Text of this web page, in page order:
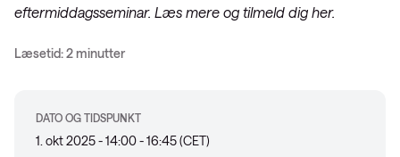
eftermiddagsseminar. Læs mere og tilmeld dig her.
Læsetid: 2 minutter
DATO OG TIDSPUNKT
1. okt 2025 - 14:00 - 16:45 (CET)